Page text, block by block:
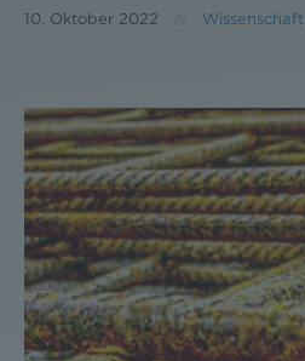
10. Oktober 2022 Wissenschaft